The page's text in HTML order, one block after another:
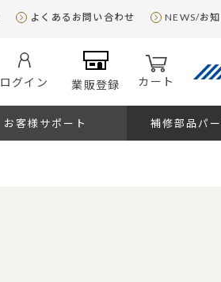
よくあるお問い合わせ NEWS/お
ログイン 業販登録 カート
お客様サポート 補修部品パ